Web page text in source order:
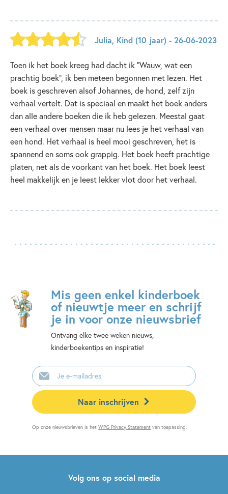
Julia, Kind (10 jaar) - 26-06-2023
Toen ik het boek kreeg had dacht ik "Wauw, wat een
prachtig boek", ik ben meteen begonnen met lezen. Het
boek is geschreven alsof Johannes, de hond, zelf zijn
verhaal vertelt. Dat is speciaal en maakt het boek anders
dan alle andere boeken die ik heb gelezen. Meestal gaat
een verhaal over mensen maar nu lees je het verhaal van
een hond. Het verhaal is heel mooi geschreven, het is
spannend en soms ook grappig. Het boek heeft prachtige
platen, net als de voorkant van het boek. Het boek leest
heel makkelijk en je leest lekker vlot door het verhaal.
Mis geen enkel kinderboek
of nieuwtje meer en schrijf
je in voor onze nieuwsbrief
Ontvang elke twee weken nieuws,
kinderboekentips en inspiratie!
E-
mailadres
Naar inschrijven
Op onze nieuwsbrieven is hetWPG Privacy Statement van toepassing.
Volg ons op social media